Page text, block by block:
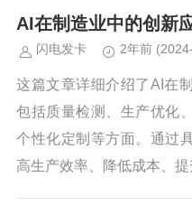
AI在制造业中的创新
闪电发卡 2年前
这篇文章详细介绍了AI在
包括质量检测、生产优化
个性化定制等方面。通过
高生产效率、降低成本、